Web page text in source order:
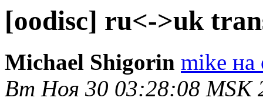
[oodisc] ru<->uk
Michael Shigorin mike на
Вт Ноя 30 03:28:08 MSK